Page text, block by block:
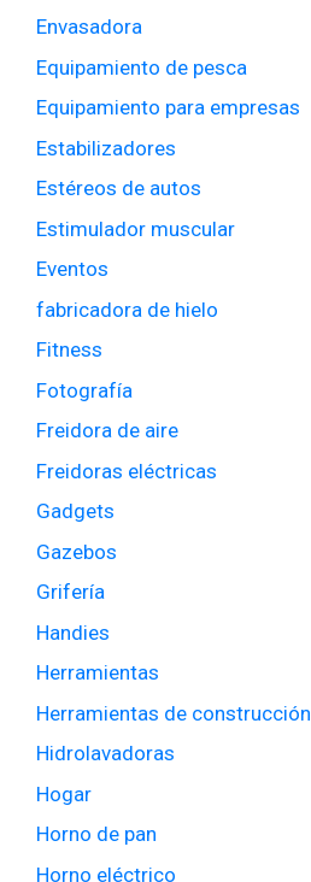
Envasadora
Equipamiento de pesca
Equipamiento para empresas
Estabilizadores
Estéreos de autos
Estimulador muscular
Eventos
fabricadora de hielo
Fitness
Fotografía
Freidora de aire
Freidoras eléctricas
Gadgets
Gazebos
Grifería
Handies
Herramientas
Herramientas de construcción
Hidrolavadoras
Hogar
Horno de pan
Horno eléctrico